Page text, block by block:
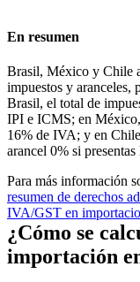
En resumen
Brasil, México y Chile
impuestos y aranceles,
Brasil, el total de
IPI e ICMS; en
16% de IVA; y en
arancel 0% si
Para más información
resumen de derechos
IVA/GST en
¿Cómo se
importación